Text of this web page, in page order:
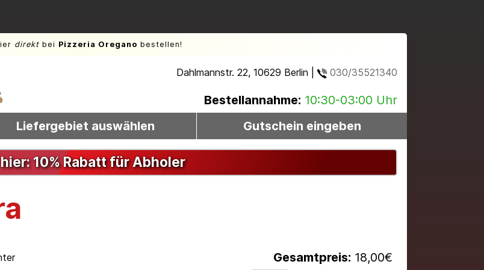
direktbei Pizzeria Oregano bestellen!
Dahlmannstr. 22, 10629 Berlin | 030/35521340
Bestellannahme: 10:30-03:00 Uhr
Liefergebiet auswählen Gutschein eingeben
10% Rabatt für Abholer
Gesamtpreis: 18,00€